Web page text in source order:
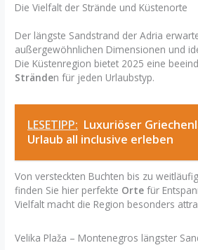
Die Vielfalt der Strände und Küstenorte
Der längste Sandstrand der Adria
außergewöhnlichen Dimensionen und
Die Küstenregion bietet 2025 eine
Stränden für jeden Urlaubstyp.
LESETIPP: Luxuriöser
Urlaub all inclusive erleben
Von versteckten Buchten bis zu
finden Sie hier perfekte Orte für
Vielfalt macht die Region besonders
Velika Plaža – Montenegros längster